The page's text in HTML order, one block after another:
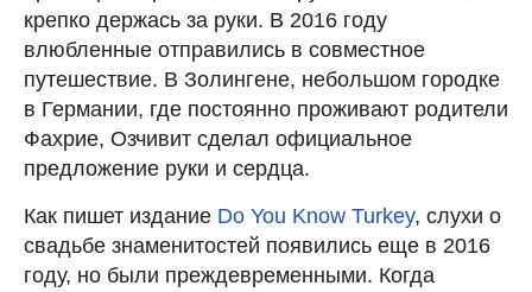
крепко держась за руки. В 2016 году
влюбленные отправились в совместное
путешествие. В Золингене, небольшом городке
в Германии, где постоянно проживают родители
Фахрие, Озчивит сделал официальное
предложение руки и сердца.
Как пишет издание Do You Know Turkey, слухи о
свадьбе знаменитостей появились еще в 2016
году, но были преждевременными. Когда